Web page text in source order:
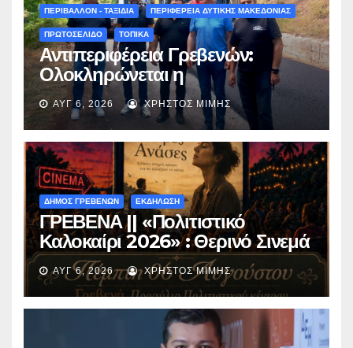
ΠΕΡΙΒΑΛΛΟΝ - ΤΑΞΙΔΙΑ ΠΕΡΙΦΕΡΕΙΑ ΔΥΤΙΚΗΣ ΜΑΚΕΔΟΝΙΑΣ
ΠΡΩΤΟΣΕΛΙΔΟ ΤΟΠΙΚΑ
Αντιπεριφέρεια Γρεβενών:
Ολοκληρώνεται η
ασφαλτόστρωση της οδού
Περιβόλι – Αβδέλλα
ΑΥΓ 6, 2026 ΧΡΉΣΤΟΣ ΜΊΜΗΣ
ΔΗΜΟΣ ΓΡΕΒΕΝΩΝ ΕΚΔΗΛΩΣΗ
ΓΡΕΒΕΝΑ || «Πολιτιστικό
Καλοκαίρι 2026» : Θερινό Σινεμά
με την βραβευμένη ταινία
«Μικρές Ανάσες».
ΑΥΓ 6, 2026 ΧΡΉΣΤΟΣ ΜΊΜΗΣ